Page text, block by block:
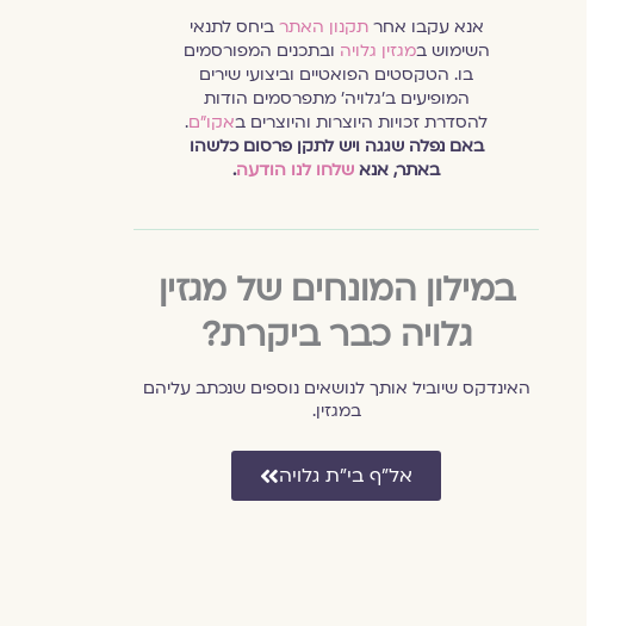
אנא עקבו אחרתקנון האתר ביחס לתנאי
השימוש במגזין גלויה ובתכנים המפורסמים
בו. הטקסטים הפואטיים וביצועי שירים
המופיעים ב׳גלויה׳ מתפרסמים הודות
להסדרת זכויות היוצרות והיוצרים באקו״ם.
באם נפלה שגגה ויש לתקן פרסום כלשהו
באתר, אנא שלחו לנו הודעה.
במילון המונחים של מגזין
גלויה כבר ביקרת?
האינדקס שיוביל אותך לנושאים נוספים שנכתב עליהם
במגזין.
אל״ף בי״ת גלויה